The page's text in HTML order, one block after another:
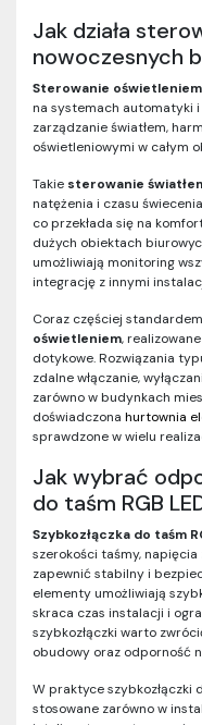
Jak działa
nowoczesnych
Sterowanie oświetleniem
na systemach automatyki
zarządzanie światłem,
oświetleniowymi w całym
Takie sterowanie
natężenia i czasu
co przekłada się na
dużych obiektach
umożliwiają monitoring
integrację z innymi
Coraz częściej
oświetleniem,
dotykowe. Rozwiązania
zdalne włączanie,
zarówno w budynkach
doświadczona hurtownia
sprawdzone w wielu
Jak wybrać
do taśm RGB
Szybkozłączka do taśm
szerokości taśmy,
zapewnić stabilny i
elementy umożliwiają
skraca czas instalacji i
szybkozłączki warto
obudowy oraz odporność
W praktyce szybkozłączki
stosowane zarówno w